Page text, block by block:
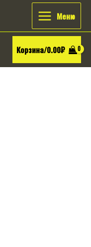
Main
Menu
Меню
Корзина/0.00₽